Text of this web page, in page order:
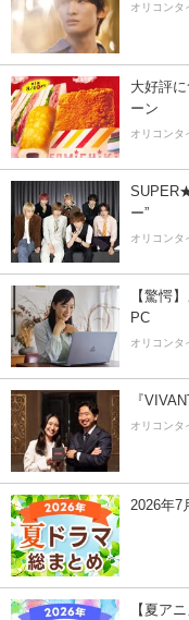
オリコンタ
大好評
ーン
オリコンタ
ー”
オリコンタ
【驚愕
PC
オリコンタ
『
オリコンタ
2026年7
【夏ア